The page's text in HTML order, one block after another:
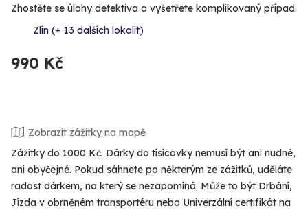
Zhostěte se úlohy detektiva a vyšetřete komplikovaný případ.
Zlín (+ 13 dalších lokalit)
990 Kč
Zobrazit zážitky na mapě
Zážitky do 1000 Kč. Dárky do tísícovky nemusí být ani nudné,
ani obyčejné. Pokud sáhnete po některým ze zážitků, uděláte
radost dárkem, na který se nezapomíná. Může to být Drbání,
Jízda v obrněném transportéru nebo Univerzální certifikát na